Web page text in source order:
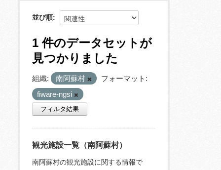
並び順
1 件のデータセットが
見つかりました
組織: 南阿蘇村
フォーマット:
fiware-ngsi
フィルタ結果
観光施設一覧（南阿蘇村）
南阿蘇村の観光施設に関する情報で